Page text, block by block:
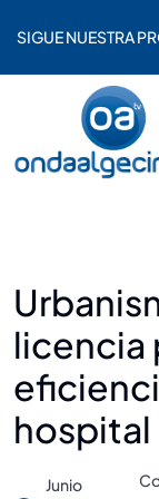
SIGUE NUESTRA
licencia
hospital
Junio